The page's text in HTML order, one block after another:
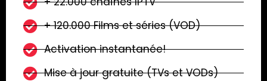
+ 120.000 Films et séries (VOD)
Activation instantanée!
Mise à jour gratuite (TVs et VODs)